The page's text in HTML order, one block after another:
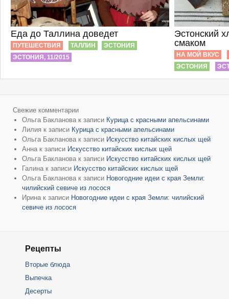
Еда до Таллина доведет
ПУТЕШЕСТВИЯ ТАЛЛИН
ЭСТОНИЯ
ЭСТОНИЯ, 11/2015
Эстонский
смаком
НА МОЙ ВКУС
ЭСТОНИЯ
Свежие комментарии
Ольга Бакланова к записи Курица с красными апельсинами
Лилия к записи Курица с красными апельсинами
Ольга Бакланова к записи Искусство китайских кислых щей
Анна к записи Искусство китайских кислых щей
Ольга Бакланова к записи Искусство китайских кислых щей
Галина к записи Искусство китайских кислых щей
Ольга Бакланова к записи Новогодние идеи с края Земли:
чилийский севиче из лосося
Ирина к записи Новогодние идеи с края Земли: чилийский
севиче из лосося
Рецепты
Вторые блюда
Выпечка
Десерты